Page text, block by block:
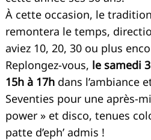
À cette occasion, le
remontera le temps,
aviez 10, 20, 30 ou plus
Replongez-vous, le samedi
15h à 17h dans l’ambiance
Seventies pour une après-
power » et disco, tenues
patte d’eph’ admis !